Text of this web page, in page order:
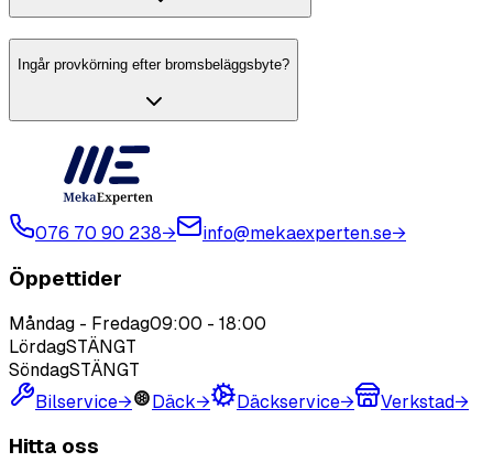
Ingår provkörning efter bromsbeläggsbyte?
076 70 90 238→ info@mekaexperten.se→
Öppettider
Måndag - Fredag09:00 - 18:00
LördagSTÄNGT
SöndagSTÄNGT
Bilservice→ Däck→ Däckservice→ Verkstad→
Hitta oss